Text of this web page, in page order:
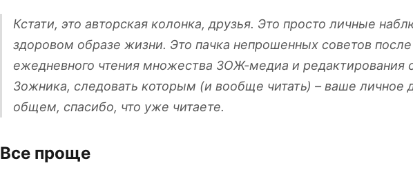
Кстати, это авторская колонка, друзья. Это просто личные
здоровом образе жизни. Это пачка непрошенных советов
ежедневного чтения множества ЗОЖ-медиа и редактирования
Зожника, следовать которым (и вообще читать) – ваше личное
общем, спасибо, что уже читаете.
Все проще